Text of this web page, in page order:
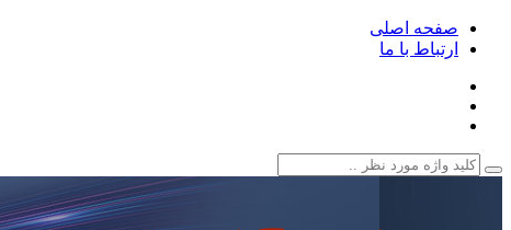
صفحه اصلی
ارتباط با ما